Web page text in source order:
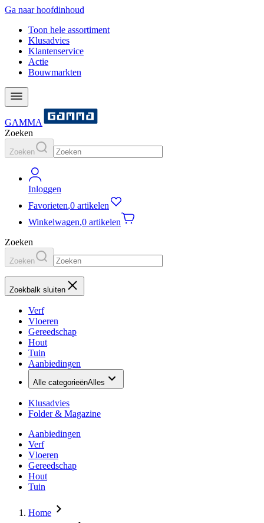
Ga naar hoofdinhoud
Toon hele assortiment
Klusadvies
Klantenservice
Actie
Bouwmarkten
GAMMA
Zoeken
Zoeken
Inloggen
Favorieten,0 artikelen
Winkelwagen,0 artikelen
Zoeken
Zoeken
Zoekbalk sluiten
Verf
Vloeren
Gereedschap
Hout
Tuin
Aanbiedingen
Alle categorieënAlles
Klusadvies
Folder & Magazine
Aanbiedingen
Verf
Vloeren
Gereedschap
Hout
Tuin
Home